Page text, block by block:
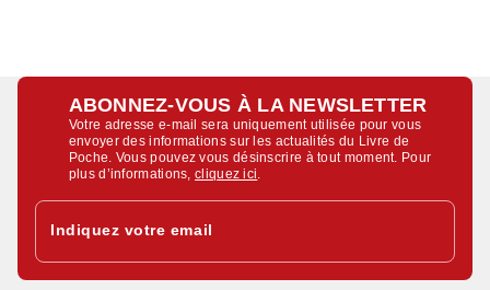
ABONNEZ-VOUS À LA NEWSLETTER
Votre adresse e-mail sera uniquement utilisée pour vous
envoyer des informations sur les actualités du Livre de
Poche. Vous pouvez vous désinscrire à tout moment. Pour
plus d’informations,cliquez ici
Indiquez votre email